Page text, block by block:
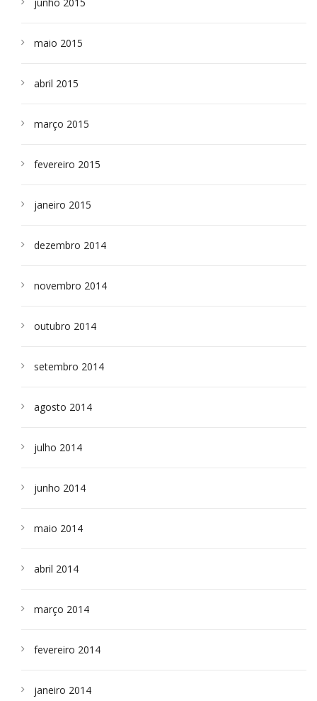
maio 2015
abril 2015
março 2015
fevereiro 2015
janeiro 2015
dezembro 2014
novembro 2014
outubro 2014
setembro 2014
agosto 2014
julho 2014
junho 2014
maio 2014
abril 2014
março 2014
fevereiro 2014
janeiro 2014